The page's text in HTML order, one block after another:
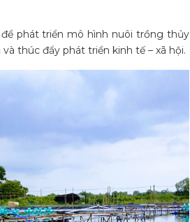
phát triển mô hình nuôi trồng thủy
thúc đẩy phát triển kinh tế – xã hội.